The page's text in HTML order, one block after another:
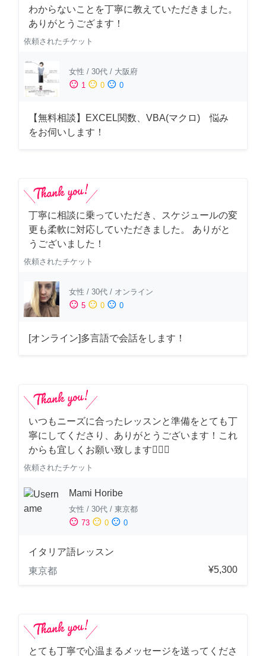
わからないことを丁寧に教えていただきました。
ありがとうござます！
依頼されたチケット
女性 / 30代 / 大阪府
sentiment_satisfied 1 sentiment_neutral 0 sentiment_dissatisfied 0
【無料相談】EXCEL関数、VBA(マクロ) 悩み
をお伺いします！
丁寧に相談に乗っていただき、スケジュールの変
更も柔軟に対応していただきました。 ありがと
うございました！
依頼されたチケット
女性 / 30代 / オンライン
sentiment_satisfied 5 sentiment_neutral 0 sentiment_dissatisfied 0
[オンライン]多言語で会話をします！
いつもニーズに合ったレッスンと準備をとても丁
寧にしてくださり、ありがとうございます！これ
からも宜しくお願い致します🙇‍♀️✨
依頼されたチケット
Mami Horibe
女性 / 30代 / 東京都
sentiment_satisfied 73 sentiment_neutral 0 sentiment_dissatisfied 0
イタリア語レッスン
東京都
¥5,300
とても丁寧で心温まるメッセージを送ってくださ